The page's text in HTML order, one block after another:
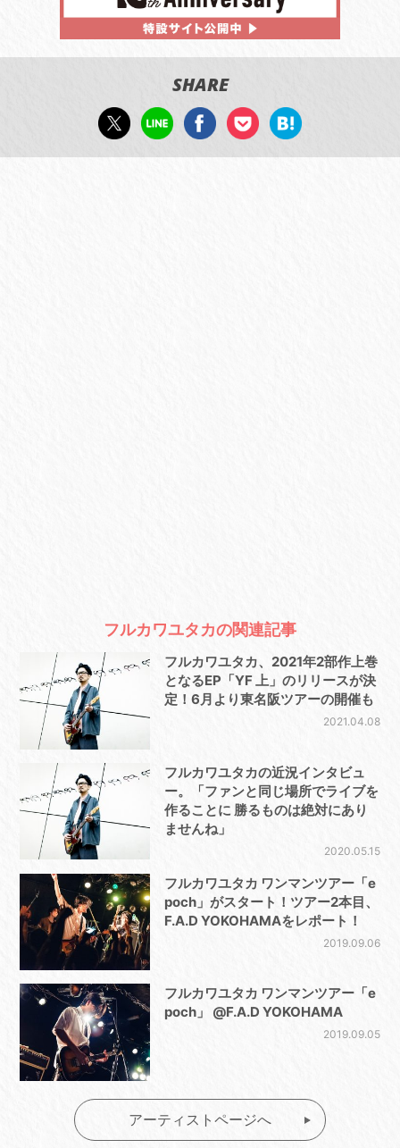
SHARE
フルカワユタカの関連記事
フルカワユタカ、2021年2部作上巻
となるEP「YF 上」のリリースが決
定！6月より東名阪ツアーの開催も
2021.04.08
フルカワユタカの近況インタビュ
ー。「ファンと同じ場所でライブを
作ることに 勝るものは絶対にあり
ませんね」
2020.05.15
フルカワユタカ ワンマンツアー「e
poch」がスタート！ツアー2本目、
F.A.D YOKOHAMAをレポート！
2019.09.06
フルカワユタカ ワンマンツアー「e
poch」 @F.A.D YOKOHAMA
2019.09.05
アーティストページへ